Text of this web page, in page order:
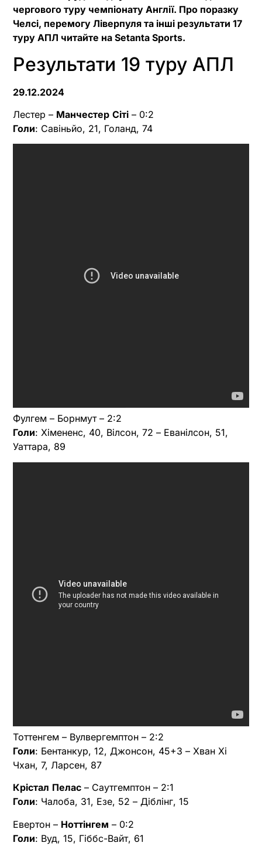
чергового туру чемпіонату Англії. Про поразку
Челсі, перемогу Ліверпуля та інші результати 17
туру АПЛ читайте на Setanta Sports.
Результати 19 туру АПЛ
29.12.2024
Лестер – Манчестер Сіті – 0:2
Голи: Савіньйо, 21, Голанд, 74
Фулгем – Борнмут – 2:2
Голи: Хімененс, 40, Вілсон, 72 – Еванілсон, 51,
Уаттара, 89
Тоттенгем – Вулвергемптон – 2:2
Голи: Бентанкур, 12, Джонсон, 45+3 – Хван Хі
Чхан, 7, Ларсен, 87
Крістал Пелас – Саутгемптон – 2:1
Голи: Чалоба, 31, Езе, 52 – Діблінг, 15
Евертон – Ноттінгем – 0:2
Голи: Вуд, 15, Гіббс-Вайт, 61